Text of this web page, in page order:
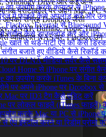
का उपयोग करके कंप्यूटर से
में फाइलें कैसे अपलोड करें और
Flacbox, Evertag से
संगीत कैसे डाउनलोड करें और
खाते से थर्ड-पार्टी ऐप को कैसे
बजाते हुए वीडियो कैसे रिकॉर्ड
पर DLNA मीडिया सर्वर कैसे
Home से iPhone पर संगीत
का उपयोग करके iTunes के बिना
पर अपने iPhone पर Dropbox से
Mac पर ID3 टैग कैसे एडिट करें
पर लोकल फाइलें (iTunes फाइलें)
करके Mac या PC से iPhone
ऐप इंस्टॉल करने या रिडीम प्रोमो
प्रोटोकॉल पर अपने Mac, PC
आपका संग्रह Dropbox जैसी
QNAP, Buffalo, Apple Time
व्यक्तिगत NAS पर, Flacbox उन